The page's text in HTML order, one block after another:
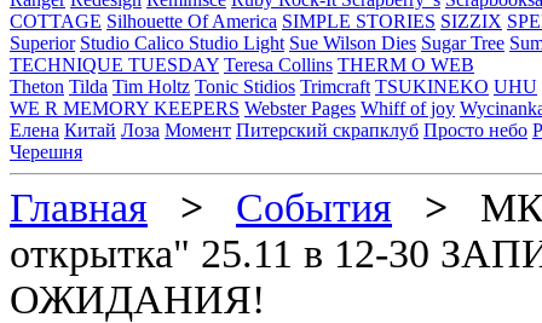
COTTAGE Silhouette Of America SIMPLE STORIES SIZZIX
Superior Studio Calico Studio Light Sue Wilson Dies Sugar Tree
TECHNIQUE TUESDAY Teresa Collins THERM O WEB
Theton Tilda Tim Holtz Tonic Stidios Trimcraft TSUKINEKO UHU
WE R MEMORY KEEPERS Webster Pages Whiff of joy
Елена Китай Лоза Момент Питерский скрапклуб Просто небо
Черешня
Главная > События > МК
открытка" 25.11 в 12-30
ОЖИДАНИЯ!